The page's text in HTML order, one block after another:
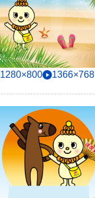
1280×800 1366×768